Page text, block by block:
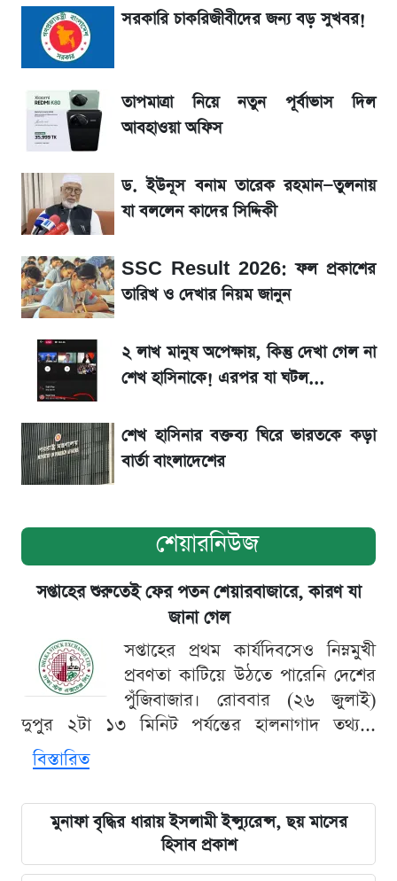
La Liga 2026-2027: সর্বশেষ পয়েন্ট টেবিল ও
খবর
সরকারি চাকরিজীবীদের জন্য বড় সুখবর!
শেখ হাসিনা, মামলা ও দেশে ফেরা নিয়ে খোলামেলা
সাকিব
Sirin Labs Finney: বাংলাদেশে এখন যত
টাকায় পাওয়া যায়
সূর্যগ্রহণের দিন আকাশে চোখ ধাঁধানো দৃশ্য, জেনে নিন
সময় ও স্থান
সরকারি চাকরিজীবীদের জন্য বড় সুখবর!
তাপমাত্রা নিয়ে নতুন পূর্বাভাস দিল
আবহাওয়া অফিস
ড. ইউনূস বনাম তারেক রহমান—তুলনায়
যা বললেন কাদের সিদ্দিকী
SSC Result 2026: ফল প্রকাশের
তারিখ ও দেখার নিয়ম জানুন
২ লাখ মানুষ অপেক্ষায়, কিন্তু দেখা গেল না
শেখ হাসিনাকে! এরপর যা ঘটল...
শেখ হাসিনার বক্তব্য ঘিরে ভারতকে কড়া
বার্তা বাংলাদেশের
শেয়ারনিউজ
সপ্তাহের শুরুতেই ফের পতন শেয়ারবাজারে, কারণ যা
জানা গেল
সপ্তাহের প্রথম কার্যদিবসেও নিম্নমুখী
প্রবণতা কাটিয়ে উঠতে পারেনি দেশের
পুঁজিবাজার। রোববার (২৬ জুলাই)
দুপুর ২টা ১৩ মিনিট পর্যন্তের হালনাগাদ তথ্য...
বিস্তারিত
মুনাফা বৃদ্ধির ধারায় ইসলামী ইন্স্যুরেন্স, ছয় মাসের
হিসাব প্রকাশ